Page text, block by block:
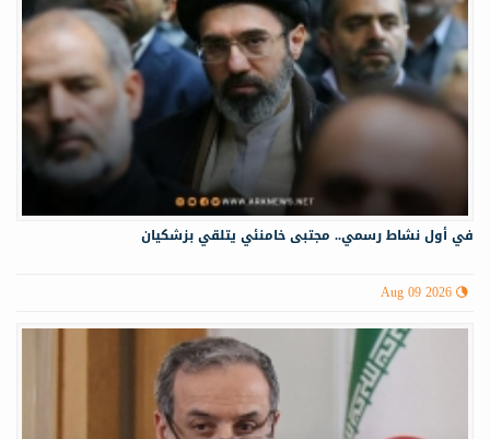
في أول نشاط رسمي.. مجتبى خامنئي يتلقي بزشكيان
Aug 09 2026